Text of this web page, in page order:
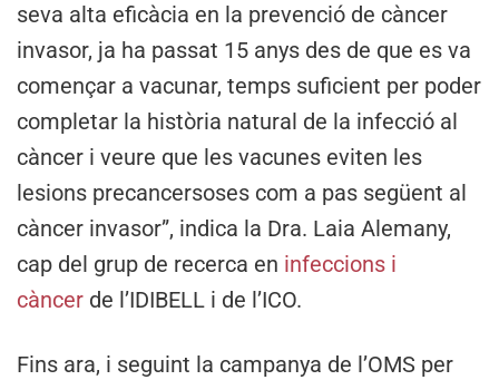
seva alta eficàcia en la prevenció de càncer
invasor, ja ha passat 15 anys des de que es va
començar a vacunar, temps suficient per poder
completar la història natural de la infecció al
càncer i veure que les vacunes eviten les
lesions precancersoses com a pas següent al
càncer invasor”, indica la Dra. Laia Alemany,
cap del grup de recerca en infeccions i
càncer de l’IDIBELL i de l’ICO.
Fins ara, i seguint la campanya de l’OMS per